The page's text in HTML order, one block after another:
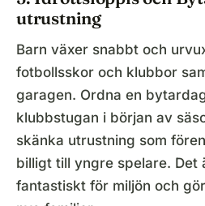
utrustning
Barn växer snabbt och
fotbollsskor och klubbor
garagen. Ordna en
klubbstugan i början av
skänka utrustning som
billigt till yngre spelare. Det
fantastiskt för miljön och